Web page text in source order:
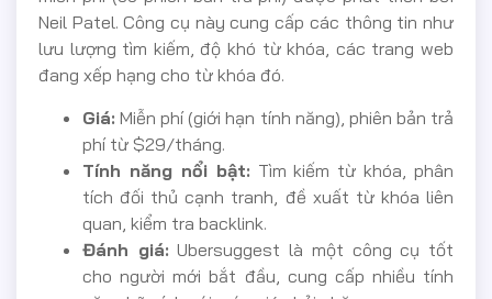
Neil Patel. Công cụ này cung cấp các thông tin như
lưu lượng tìm kiếm, độ khó từ khóa, các trang web
đang xếp hạng cho từ khóa đó.
Giá: Miễn phí (giới hạn tính năng), phiên bản trả
phí từ $29/tháng.
Tính năng nổi bật: Tìm kiếm từ khóa, phân
tích đối thủ cạnh tranh, đề xuất từ khóa liên
quan, kiểm tra backlink.
Đánh giá: Ubersuggest là một công cụ tốt
cho người mới bắt đầu, cung cấp nhiều tính